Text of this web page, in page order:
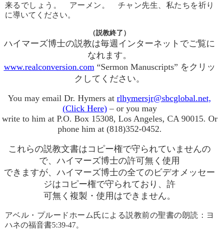
来るでしょう。 アーメン。 チャン先生、私たちを祈り
に導いてください。
（説教終了）
ハイマーズ博士の説教は毎週インターネットでご覧に
なれます。
www.realconversion.com“Sermon Manuscripts” をクリッ
クしてください。
You may email Dr. Hymers at rlhymersjr@sbcglobal.net,
(Click Here)– or you may
write to him at P.O. Box 15308, Los Angeles, CA 90015. Or
phone him at (818)352-0452.
これらの説教文書はコピー権で守られていませんの
で、ハイマーズ博士の許可無く使用
できますが、ハイマーズ博士の全てのビデオメッセー
ジはコピー権で守られており、許
可無く複製・使用はできません。
アベル・プルードホーム氏による説教前の聖書の朗読：ヨ
ハネの福音書5:39-47。